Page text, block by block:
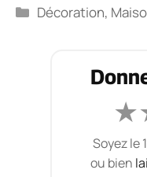
Catégories
Décoration,
★
Soyez le 1
ou bien